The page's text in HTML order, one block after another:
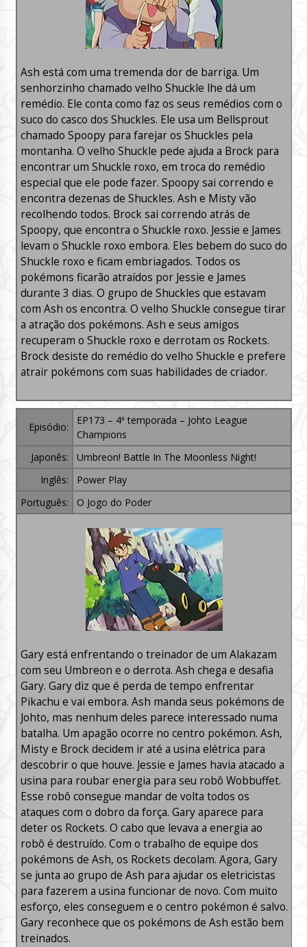
Ash está com uma tremenda dor de barriga. Um
senhorzinho chamado velho Shuckle lhe dá um
remédio. Ele conta como faz os seus remédios com o
suco do casco dos Shuckles. Ele usa um Bellsprout
chamado Spoopy para farejar os Shuckles pela
montanha. O velho Shuckle pede ajuda a Brock para
encontrar um Shuckle roxo, em troca do remédio
especial que ele pode fazer. Spoopy sai correndo e
encontra dezenas de Shuckles. Ash e Misty vão
recolhendo todos. Brock sai correndo atrás de
Spoopy, que encontra o Shuckle roxo. Jessie e James
levam o Shuckle roxo embora. Eles bebem do suco do
Shuckle roxo e ficam embriagados. Todos os
pokémons ficarão atraídos por Jessie e James
durante 3 dias. O grupo de Shuckles que estavam
com Ash os encontra. O velho Shuckle consegue tirar
a atração dos pokémons. Ash e seus amigos
recuperam o Shuckle roxo e derrotam os Rockets.
Brock desiste do remédio do velho Shuckle e prefere
atrair pokémons com suas habilidades de criador.
Episódio:
EP173 – 4ª temporada – Johto League
Champions
Japonês:
Umbreon! Battle In The Moonless Night!
Inglês:
Power Play
Português:
O Jogo do Poder
Gary está enfrentando o treinador de um Alakazam
com seu Umbreon e o derrota. Ash chega e desafia
Gary. Gary diz que é perda de tempo enfrentar
Pikachu e vai embora. Ash manda seus pokémons de
Johto, mas nenhum deles parece interessado numa
batalha. Um apagão ocorre no centro pokémon. Ash,
Misty e Brock decidem ir até a usina elétrica para
descobrir o que houve. Jessie e James havia atacado a
usina para roubar energia para seu robô Wobbuffet.
Esse robô consegue mandar de volta todos os
ataques com o dobro da força. Gary aparece para
deter os Rockets. O cabo que levava a energia ao
robô é destruído. Com o trabalho de equipe dos
pokémons de Ash, os Rockets decolam. Agora, Gary
se junta ao grupo de Ash para ajudar os eletricistas
para fazerem a usina funcionar de novo. Com muito
esforço, eles conseguem e o centro pokémon é salvo.
Gary reconhece que os pokémons de Ash estão bem
treinados.